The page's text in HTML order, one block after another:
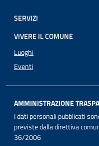
SERVIZI
VIVERE IL COMUNE
Luoghi
Eventi
AMMINISTRAZIONE
I dati personali pubblicati
previste dalla direttiva
36/2006